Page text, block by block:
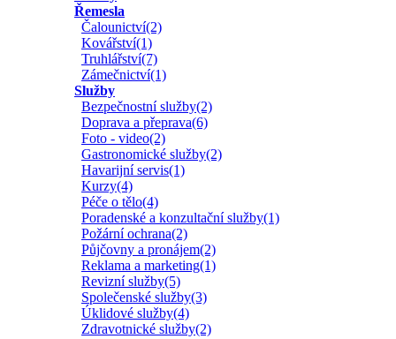
Řemesla
Čalounictví(2)
Kovářství(1)
Truhlářství(7)
Zámečnictví(1)
Služby
Bezpečnostní služby(2)
Doprava a přeprava(6)
Foto - video(2)
Gastronomické služby(2)
Havarijní servis(1)
Kurzy(4)
Péče o tělo(4)
Poradenské a konzultační služby(1)
Požární ochrana(2)
Půjčovny a pronájem(2)
Reklama a marketing(1)
Revizní služby(5)
Společenské služby(3)
Úklidové služby(4)
Zdravotnické služby(2)